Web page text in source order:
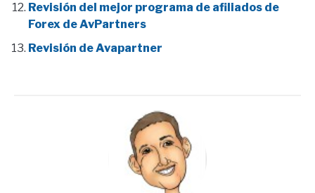
Revisión del mejor programa de afiliados de
Forex de AvPartners
Revisión de Avapartner